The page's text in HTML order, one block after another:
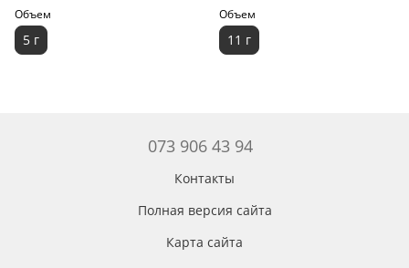
Объем
5 г
Объем
11 г
073 906 43 94
Контакты
Полная версия сайта
Карта сайта